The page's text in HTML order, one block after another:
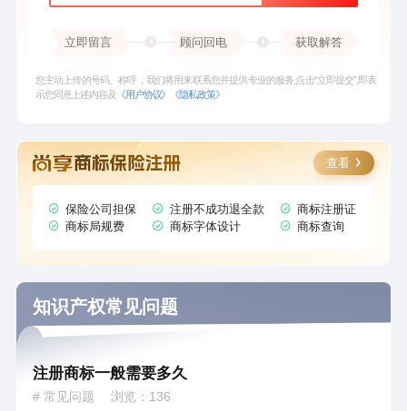
立即留言 顾问回电 获取解答
您主动上传的号码、称呼，我们将用来联系您并提供专业的服务,点击“立即提交”,即表
示您同意上述内容及 《用户协议》 《隐私政策》
查看
保险公司担保
商标局规费
注册不成功退全款
商标字体设计
商标注册证
商标查询
知识产权常见问题
注册商标一般需要多久
# 常见问题 浏览： 136